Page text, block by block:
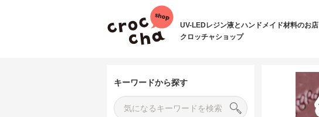
UV-LEDレジン液とハンドメイド材料のお店
クロッチャショップ
キーワードから探す